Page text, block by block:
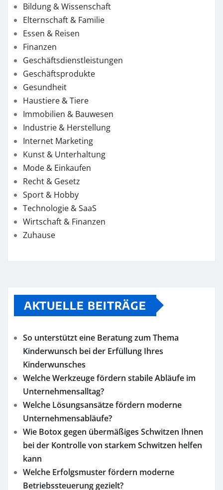
Bildung & Wissenschaft
Elternschaft & Familie
Essen & Reisen
Finanzen
Geschäftsdienstleistungen
Geschäftsprodukte
Gesundheit
Haustiere & Tiere
Immobilien & Bauwesen
Industrie & Herstellung
Internet Marketing
Kunst & Unterhaltung
Mode & Einkaufen
Recht & Gesetz
Sport & Hobby
Technologie & SaaS
Wirtschaft & Finanzen
Zuhause
AKTUELLE BEITRÄGE
So unterstützt eine Beratung zum Thema
Kinderwunsch bei der Erfüllung Ihres
Kinderwunsches
Welche Werkzeuge fördern stabile Abläufe im
Unternehmensalltag?
Welche Lösungsansätze fördern moderne
Unternehmensabläufe?
Wie Botox gegen übermäßiges Schwitzen Ihnen
bei der Kontrolle von starkem Schwitzen helfen
kann
Welche Erfolgsmuster fördern moderne
Betriebssteuerung gezielt?